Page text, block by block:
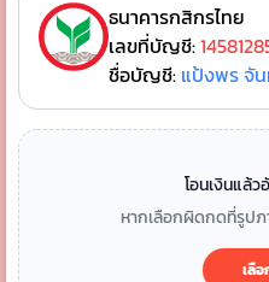
ธนาคารกสิกรไทย
เลขที่บัญชี:
ชื่อบัญชี: แป้งพร จั
โอนเงินแล้
หากเลือกผิดกดที่รูป
เลื